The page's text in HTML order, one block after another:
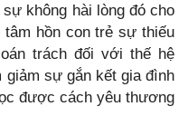
không hài lòng đó cho
hồn con trẻ sự thiếu
trách đối với thế hệ
sự gắn kết gia đình
được cách yêu thương